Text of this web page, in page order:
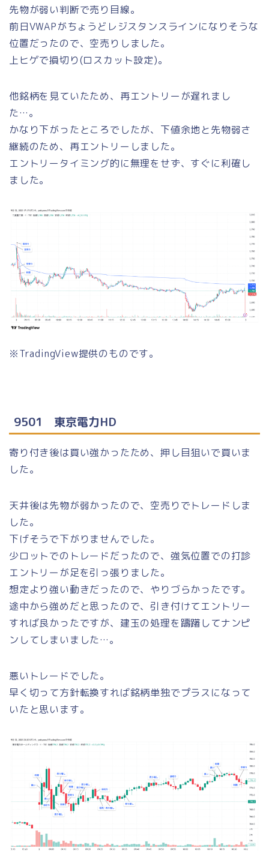
先物が弱い判断で売り目線。
前日VWAPがちょうどレジスタンスラインになりそうな
位置だったので、空売りしました。
上ヒゲで損切り(ロスカット設定)。
他銘柄を見ていたため、再エントリーが遅れまし
た…。
かなり下がったところでしたが、下値余地と先物弱さ
継続のため、再エントリーしました。
エントリータイミング的に無理をせず、すぐに利確し
ました。
※TradingView提供のものです。
9501 東京電力HD
寄り付き後は買い強かったため、押し目狙いで買いま
した。
天井後は先物が弱かったので、空売りでトレードしま
した。
下げそうで下がりませんでした。
少ロットでのトレードだったので、強気位置での打診
エントリーが足を引っ張りました。
想定より強い動きだったので、やりづらかったです。
途中から強めだと思ったので、引き付けてエントリー
すれば良かったですが、建玉の処理を躊躇してナンピ
ンしてしまいました…。
悪いトレードでした。
早く切って方針転換すれば銘柄単独でプラスになって
いたと思います。